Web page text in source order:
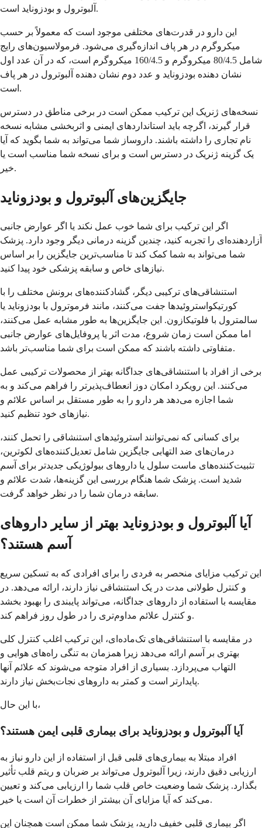
آلبوترول و بودزوناید است.
این دارو در قدرت‌های مختلفی موجود است که معمولاً بر حسب
میکروگرم در هر پاف اندازه‌گیری می‌شود. فرمولاسیون‌های رایج
شامل 80/4.5 میکروگرم و 160/4.5 میکروگرم است، که در آن عدد اول
نشان دهنده بودزوناید و عدد دوم نشان دهنده آلبوترول در هر پاف
است.
نسخه‌های ژنریک این ترکیب ممکن است در برخی مناطق در دسترس
قرار گیرند، اگرچه باید استانداردهای ایمنی و اثربخشی مشابه نسخه
نام تجاری را داشته باشند. داروساز شما می‌تواند به شما بگوید که آیا
یک گزینه ژنریک در دسترس است و برای نسخه شما مناسب است یا
خیر.
جایگزین‌های آلبوترول و بودزوناید
اگر این ترکیب برای شما خوب عمل نکند یا اگر عوارض جانبی
آزاردهنده‌ای را تجربه کنید، چندین گزینه درمانی دیگر وجود دارد. پزشک
شما می‌تواند به شما کمک کند تا مناسب‌ترین جایگزین را بر اساس
نیازهای خاص و سابقه پزشکی خود پیدا کنید.
استنشاقی‌های ترکیبی دیگر، گشادکننده‌های برونش مختلف را با
کورتیکواستروئیدها جفت می‌کنند، مانند فرموترول با بودزوناید یا
سالمترول با فلوتیکازون. این جایگزین‌ها به طور مشابه عمل می‌کنند،
اما ممکن است زمان شروع، مدت اثر یا پروفایل‌های عوارض جانبی
متفاوتی داشته باشند که ممکن است برای شما مناسب‌تر باشد.
برخی از افراد با استنشاقی‌های جداگانه بهتر از محصولات ترکیبی عمل
می‌کنند. این رویکرد امکان دوز انعطاف‌پذیرتر را فراهم می‌کند و به
شما اجازه می‌دهد هر دارو را به طور مستقل بر اساس علائم و
نیازهای خود تنظیم کنید.
برای کسانی که نمی‌توانند استروئیدهای استنشاقی را تحمل کنند،
درمان‌های ضد التهابی جایگزین شامل تعدیل‌کننده‌های لکوترین،
تثبیت‌کننده‌های ماست سلول یا داروهای بیولوژیکی جدیدتر برای آسم
شدید است. پزشک شما هنگام بررسی این گزینه‌ها، شدت علائم و
سابقه درمان شما را در نظر خواهد گرفت.
آیا آلبوترول و بودزوناید بهتر از سایر داروهای
آسم هستند؟
این ترکیب مزایای منحصر به فردی را برای افرادی که به تسکین سریع
و کنترل طولانی مدت در یک استنشاقی نیاز دارند، ارائه می‌دهد. در
مقایسه با استفاده از داروهای جداگانه، می‌تواند پایبندی را بهبود بخشد
و کنترل علائم مداوم‌تری را در طول روز فراهم کند.
در مقایسه با استنشاقی‌های تک‌ماده‌ای، این ترکیب اغلب کنترل کلی
بهتری بر آسم ارائه می‌دهد زیرا همزمان به تنگی راه‌های هوایی و
التهاب می‌پردازد. بسیاری از افراد متوجه می‌شوند که علائم آنها
پایدارتر است و کمتر به داروهای نجات‌بخش نیاز دارند.
با این حال،
آیا آلبوترول و بودزوناید برای بیماری قلبی ایمن هستند؟
افراد مبتلا به بیماری‌های قلبی قبل از استفاده از این دارو نیاز به
ارزیابی دقیق دارند، زیرا آلبوترول می‌تواند بر ضربان و ریتم قلب تأثیر
بگذارد. پزشک شما وضعیت خاص قلب شما را ارزیابی می‌کند و تعیین
می‌کند که آیا مزایای آن بیشتر از خطرات آن است یا خیر.
اگر بیماری قلبی خفیف دارید، پزشک شما ممکن است همچنان این